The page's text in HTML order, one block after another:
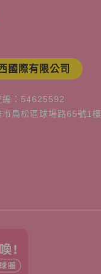
國際有限公司
編：54625592
市鳥松區球場路65號1樓